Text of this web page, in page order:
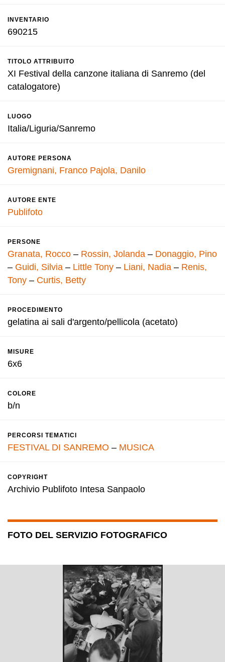
INVENTARIO
690215
TITOLO ATTRIBUITO
XI Festival della canzone italiana di Sanremo (del
catalogatore)
LUOGO
Italia/Liguria/Sanremo
AUTORE PERSONA
Gremignani, Franco Pajola, Danilo
AUTORE ENTE
Publifoto
PERSONE
Granata, Rocco – Rossin, Jolanda – Donaggio, Pino
– Guidi, Silvia – Little Tony – Liani, Nadia – Renis,
Tony – Curtis, Betty
PROCEDIMENTO
gelatina ai sali d'argento/pellicola (acetato)
MISURE
6x6
COLORE
b/n
PERCORSI TEMATICI
FESTIVAL DI SANREMO – MUSICA
COPYRIGHT
Archivio Publifoto Intesa Sanpaolo
FOTO DEL SERVIZIO FOTOGRAFICO